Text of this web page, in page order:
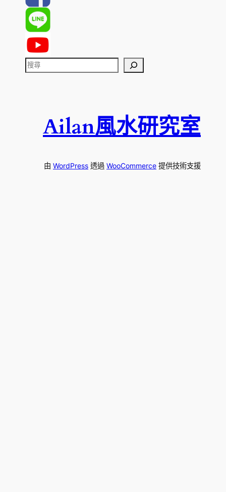
搜
Ailan風水研究室
由 WordPress 透過 WooCommerce 提供技術支援